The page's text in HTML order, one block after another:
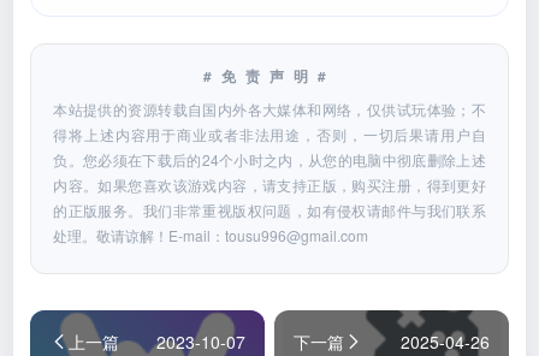
#免责声明#
本站提供的资源转载自国内外各大媒体和网络，仅供试玩体验；不
得将上述内容用于商业或者非法用途，否则，一切后果请用户自
负。您必须在下载后的24个小时之内，从您的电脑中彻底删除上述
内容。如果您喜欢该游戏内容，请支持正版，购买注册，得到更好
的正版服务。我们非常重视版权问题，如有侵权请邮件与我们联系
处理。敬请谅解！E-mail：tousu996@gmail.com
上一篇 2023-10-07 下一篇 2025-04-26